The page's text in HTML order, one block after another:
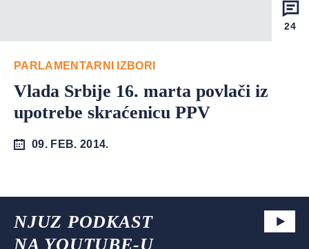
24
PARLAMENTARNI IZBORI
Vlada Srbije 16. marta povlači iz
upotrebe skraćenicu PPV
09. FEB. 2014.
NJUZ PODKAST
NA YOUTUBE-U